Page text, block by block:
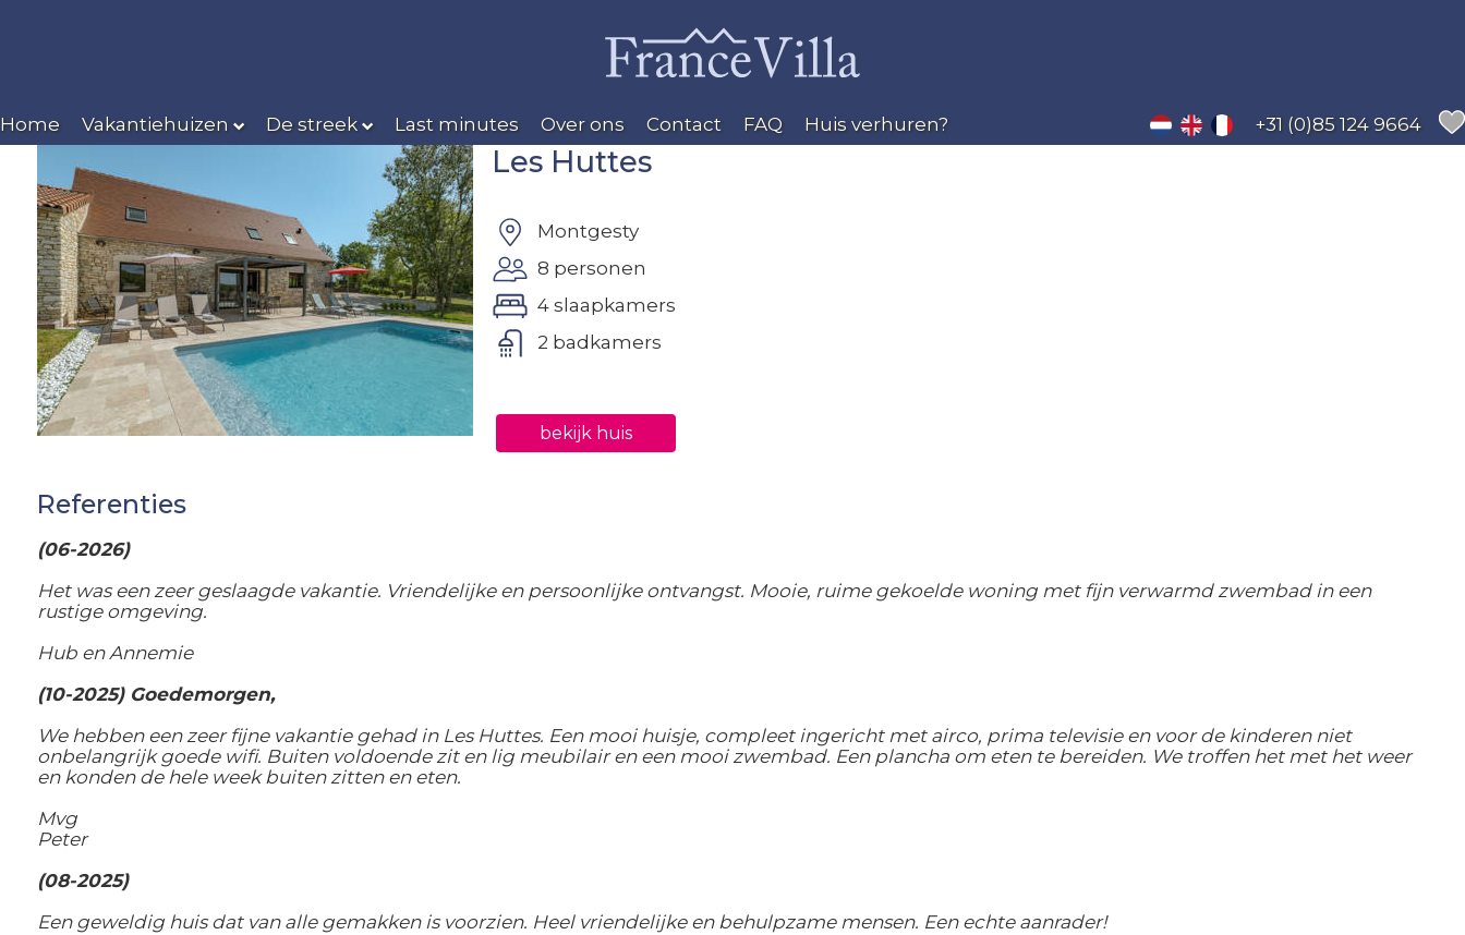
Home Vakantiehuizen De streek Last minutes Over ons Contact FAQ Huis verhuren? +31 (0)85 124 9664
Les Huttes
Montgesty
8 personen
4 slaapkamers
2 badkamers
bekijk huis
Referenties
(06-2026)
Het was een zeer geslaagde vakantie. Vriendelijke en persoonlijke ontvangst. Mooie, ruime gekoelde woning met fijn verwarmd zwembad in een
rustige omgeving.
Hub en Annemie
(10-2025) Goedemorgen,
We hebben een zeer fijne vakantie gehad in Les Huttes. Een mooi huisje, compleet ingericht met airco, prima televisie en voor de kinderen niet
onbelangrijk goede wifi. Buiten voldoende zit en lig meubilair en een mooi zwembad. Een plancha om eten te bereiden. We troffen het met het weer
en konden de hele week buiten zitten en eten.
Mvg
Peter
(08-2025)
Een geweldig huis dat van alle gemakken is voorzien. Heel vriendelijke en behulpzame mensen. Een echte aanrader!